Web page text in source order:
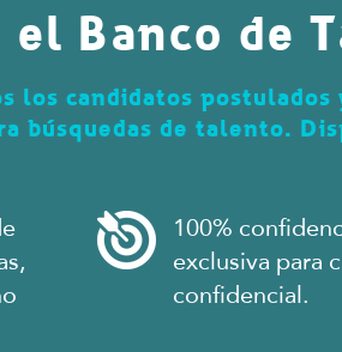
Banco de
los candidatos
búsquedas de talento.
100%
exclusiva para
confidencial.